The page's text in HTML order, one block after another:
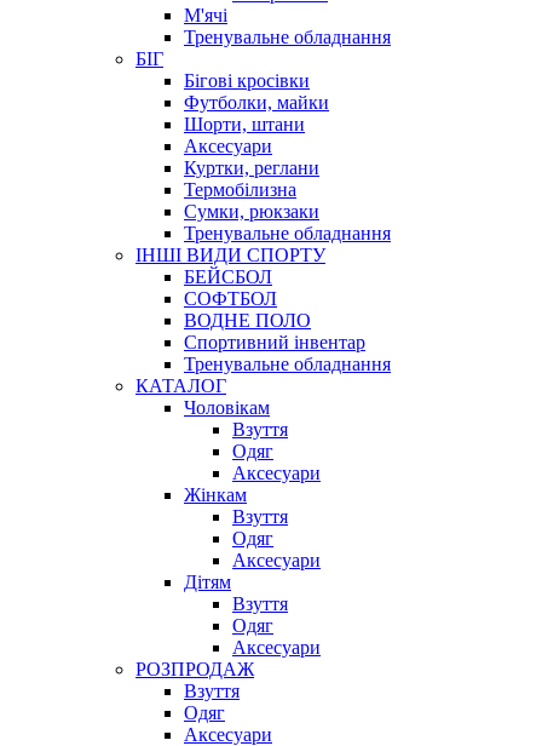
М'ячі
Тренувальне обладнання
БІГ
Бігові кросівки
Футболки, майки
Шорти, штани
Аксесуари
Куртки, реглани
Термобілизна
Сумки, рюкзаки
Тренувальне обладнання
ІНШІ ВИДИ СПОРТУ
БЕЙСБОЛ
СОФТБОЛ
ВОДНЕ ПОЛО
Спортивний інвентар
Тренувальне обладнання
КАТАЛОГ
Чоловікам
Взуття
Одяг
Аксесуари
Жінкам
Взуття
Одяг
Аксесуари
Дітям
Взуття
Одяг
Аксесуари
РОЗПРОДАЖ
Взуття
Одяг
Аксесуари